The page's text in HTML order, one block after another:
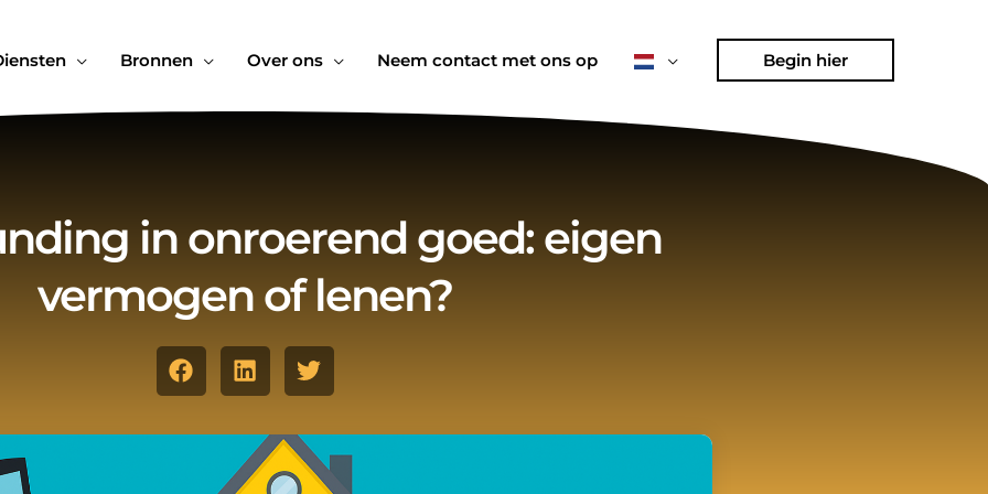
Bronnen Over ons Neem contact met ons op Begin hier
in onroerend goed: eigen
vermogen of lenen?